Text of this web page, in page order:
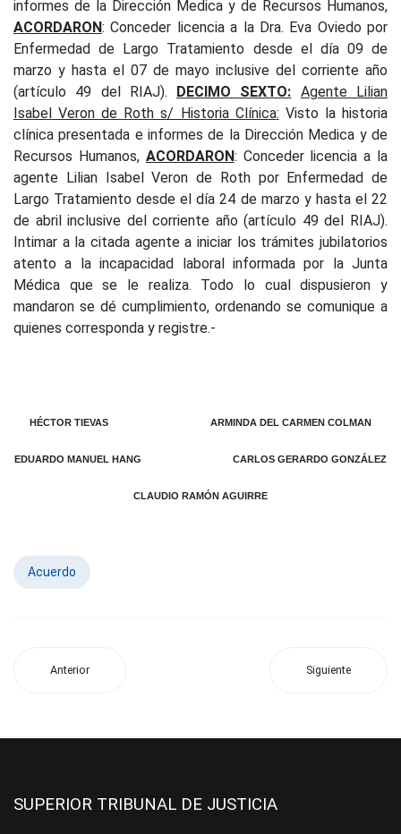
informes de la Dirección Medica y de Recursos Humanos,
ACORDARON: Conceder licencia a la Dra. Eva Oviedo por
Enfermedad de Largo Tratamiento desde el día 09 de
marzo y hasta el 07 de mayo inclusive del corriente año
(artículo 49 del RIAJ). DECIMO SEXTO: Agente Lilian
Isabel Veron de Roth s/ Historia Clínica: Visto la historia
clínica presentada e informes de la Dirección Medica y de
Recursos Humanos, ACORDARON: Conceder licencia a la
agente Lilian Isabel Veron de Roth por Enfermedad de
Largo Tratamiento desde el día 24 de marzo y hasta el 22
de abril inclusive del corriente año (artículo 49 del RIAJ).
Intimar a la citada agente a iniciar los trámites jubilatorios
atento a la incapacidad laboral informada por la Junta
Médica que se le realiza. Todo lo cual dispusieron y
mandaron se dé cumplimiento, ordenando se comunique a
quienes corresponda y registre.-
HÉCTOR TIEVAS ARMINDA DEL CARMEN COLMAN
EDUARDO MANUEL HANG CARLOS GERARDO GONZÁLEZ
CLAUDIO RAMÓN AGUIRRE
Acuerdo
Anterior Siguiente
SUPERIOR TRIBUNAL DE JUSTICIA